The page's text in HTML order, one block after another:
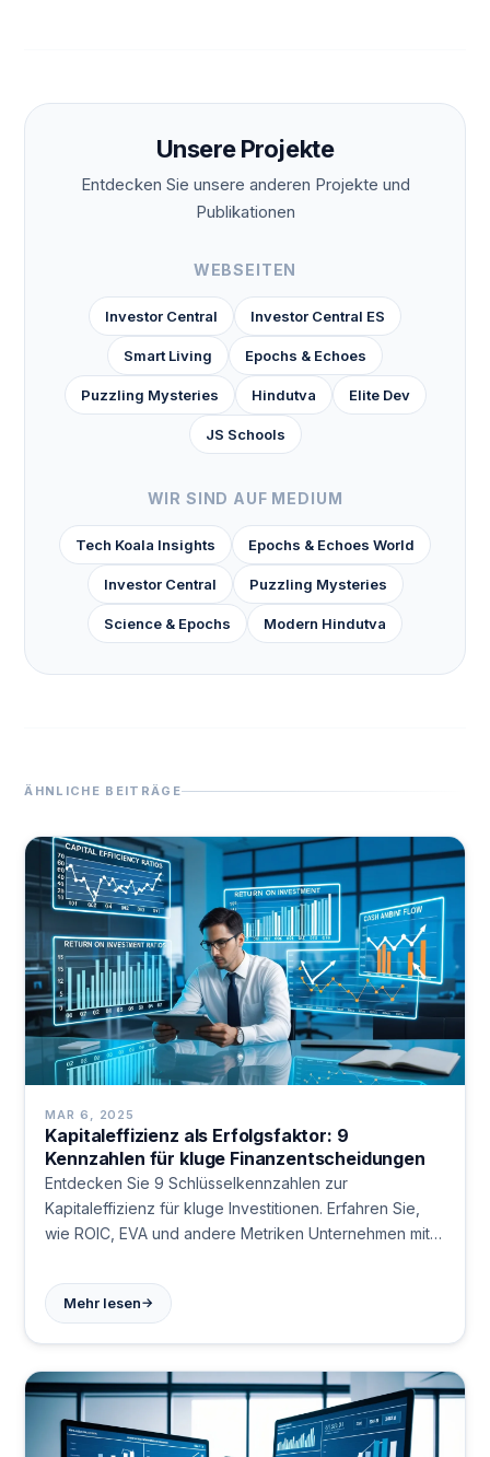
Unsere Projekte
Entdecken Sie unsere anderen Projekte und
Publikationen
WEBSEITEN
Investor Central Investor Central ES
Smart Living Epochs & Echoes
Puzzling Mysteries Hindutva Elite Dev
JS Schools
WIR SIND AUF MEDIUM
Tech Koala Insights Epochs & Echoes World
Investor Central Puzzling Mysteries
Science & Epochs Modern Hindutva
ÄHNLICHE BEITRÄGE
MAR 6, 2025
Kapitaleffizienz als Erfolgsfaktor: 9
Kennzahlen für kluge Finanzentscheidungen
Entdecken Sie 9 Schlüsselkennzahlen zur
Kapitaleffizienz für kluge Investitionen. Erfahren Sie,
wie ROIC, EVA und andere Metriken Unternehmen mit
Maximieren Sie Ihre Anlageentscheidungen jetzt!
Mehr lesen→